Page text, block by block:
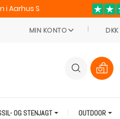
i Aarhus S
MIN KONTO DKK
OG STENJAGT OUTDOOR